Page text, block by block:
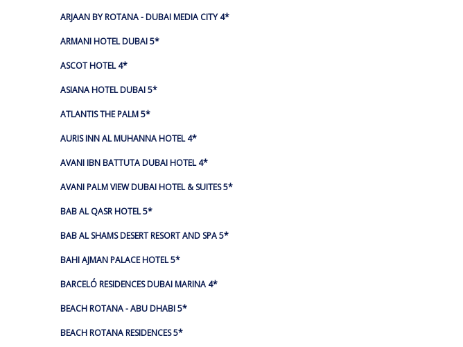
ARJAAN BY ROTANA - DUBAI MEDIA CITY 4*
ARMANI HOTEL DUBAI 5*
ASCOT HOTEL 4*
ASIANA HOTEL DUBAI 5*
ATLANTIS THE PALM 5*
AURIS INN AL MUHANNA HOTEL 4*
AVANI IBN BATTUTA DUBAI HOTEL 4*
AVANI PALM VIEW DUBAI HOTEL & SUITES 5*
BAB AL QASR HOTEL 5*
BAB AL SHAMS DESERT RESORT AND SPA 5*
BAHI AJMAN PALACE HOTEL 5*
BARCELÓ RESIDENCES DUBAI MARINA 4*
BEACH ROTANA - ABU DHABI 5*
BEACH ROTANA RESIDENCES 5*